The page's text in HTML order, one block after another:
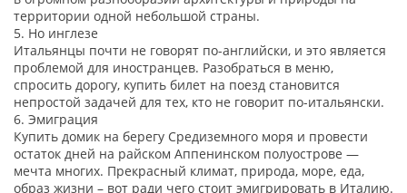
территории одной небольшой страны.
5. Но инглезе
Итальянцы почти не говорят по-английски, и это является
проблемой для иностранцев. Разобраться в меню,
спросить дорогу, купить билет на поезд становится
непростой задачей для тех, кто не говорит по-итальянски.
6. Эмиграция
Купить домик на берегу Средиземного моря и провести
остаток дней на райском Аппенинском полуострове —
мечта многих. Прекрасный климат, природа, море, еда,
образ жизни – вот ради чего стоит эмигрировать в Италию.